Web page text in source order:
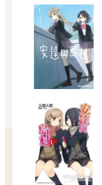
哥哥Kawi 的女朋友，事實上
校。即使學校要求留短髮仍
成績，導致沒多少男生敢接
然而，總是會有勇敢的人摘
當然，要想追這種高嶺之花
我哥哥讓我去了解她喜歡什
查之下，發現了一些有趣的
我把一切資訊都告訴了哥哥
皮學了吉他，盡一切努力給
得帥，而且天生魅力十足，
們的交往最大的功臣應該就是
給她的情書是我自己手寫的
他所有的努力都不會有效果
然而這是秘密，Pam 並沒有